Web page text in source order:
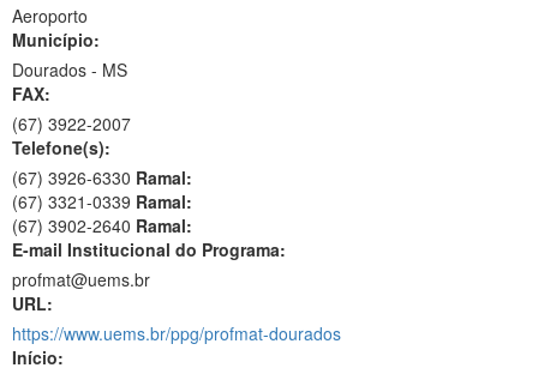
Aeroporto
Município:
Dourados - MS
FAX:
(67) 3922-2007
Telefone(s):
(67) 3926-6330 Ramal:
(67) 3321-0339 Ramal:
(67) 3902-2640 Ramal:
E-mail Institucional do Programa:
profmat@uems.br
URL:
https://www.uems.br/ppg/profmat-dourados
Início: